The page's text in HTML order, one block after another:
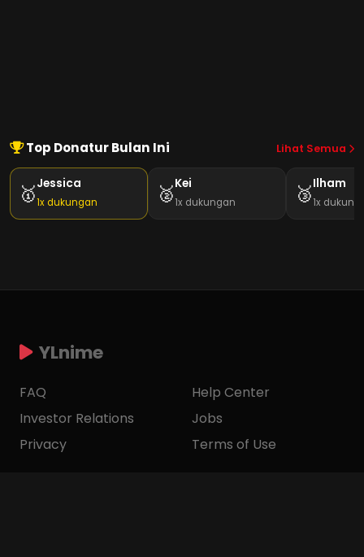
Top Donatur Bulan Ini Lihat Semua
🥇Jessica
1x dukungan 🥈Kei
1x dukungan 🥉Ilham
1x
YLnime
FAQ
Investor Relations
Privacy
Help Center
Jobs
Terms of Use